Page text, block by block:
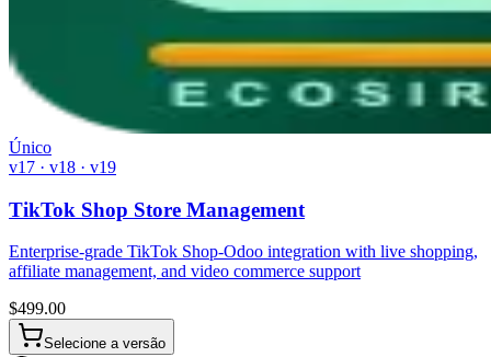
Único
v17 · v18 · v19
TikTok Shop Store Management
Enterprise-grade TikTok Shop-Odoo integration with live shopping,
affiliate management, and video commerce support
$499.00
Selecione a versão